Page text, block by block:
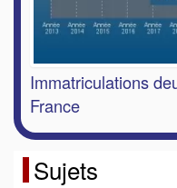
Immatriculations
France
Sujets